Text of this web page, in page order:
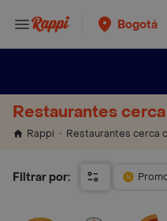
Bogotá
Restaurantes
Rappi Restaurantes cerca
Filtrar por: